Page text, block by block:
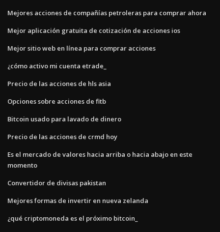
Mejores acciones de compañías petroleras para comprar ahora
Mejor aplicación gratuita de cotización de acciones ios
Mejor sitio web en línea para comprar acciones
¿cómo activo mi cuenta etrade_
Precio de las acciones de hls asia
Opciones sobre acciones de fitb
Bitcoin usado para lavado de dinero
Precio de las acciones de crmd hoy
Es el mercado de valores hacia arriba o hacia abajo en este
momento
Convertidor de divisas pakistan
Mejores formas de invertir en nueva zelanda
¿qué criptomoneda es el próximo bitcoin_